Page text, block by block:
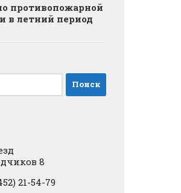
противопожарной
в летний период
8
21-54-79